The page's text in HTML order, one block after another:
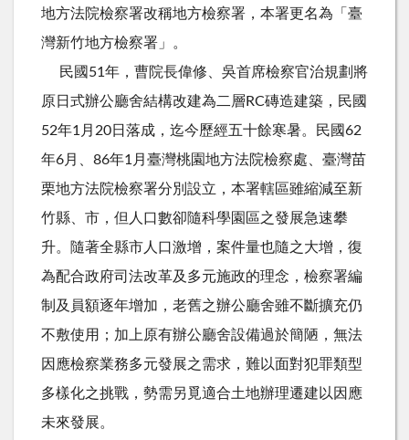
地方法院檢察署改稱地方檢察署，本署更名為「臺
灣新竹地方檢察署」。
民國51年，曹院長偉修、吳首席檢察官治規劃將
原日式辦公廳舍結構改建為二層RC磚造建築，民國
52年1月20日落成，迄今歷經五十餘寒暑。民國62
年6月、86年1月臺灣桃園地方法院檢察處、臺灣苗
栗地方法院檢察署分別設立，本署轄區雖縮減至新
竹縣、市，但人口數卻隨科學園區之發展急速攀
升。隨著全縣市人口激增，案件量也隨之大增，復
為配合政府司法改革及多元施政的理念，檢察署編
制及員額逐年增加，老舊之辦公廳舍雖不斷擴充仍
不敷使用；加上原有辦公廳舍設備過於簡陋，無法
因應檢察業務多元發展之需求，難以面對犯罪類型
多樣化之挑戰，勢需另覓適合土地辦理遷建以因應
未來發展。